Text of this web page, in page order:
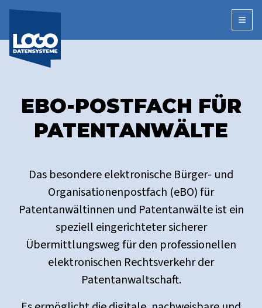
EBO-POSTFACH FÜR
PATENTANWÄLTE
Das besondere elektronische Bürger- und
Organisationenpostfach (eBO) für
Patentanwältinnen und Patentanwälte ist ein
speziell eingerichteter sicherer
Übermittlungsweg für den professionellen
elektronischen Rechtsverkehr der
Patentanwaltschaft.